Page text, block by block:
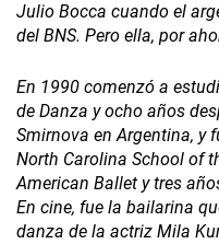
Julio Bocca cuando el
del BNS. Pero ella, por
En 1990 comenzó a
de Danza y ocho años
Smirnova en Argentina, y
North Carolina School of
American Ballet y tres
En cine, fue la bailarina
danza de la actriz Mila